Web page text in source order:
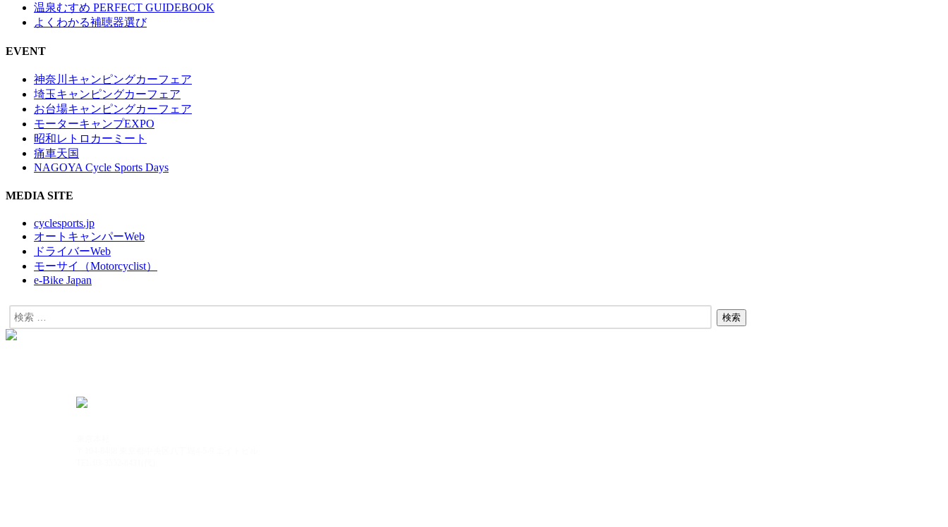
温泉むすめ PERFECT GUIDEBOOK
よくわかる補聴器選び
EVENT
神奈川キャンピングカーフェア
埼玉キャンピングカーフェア
お台場キャンピングカーフェア
モーターキャンプEXPO
昭和レトロカーミート
痛車天国
NAGOYA Cycle Sports Days
MEDIA SITE
cyclesports.jp
オートキャンパーWeb
ドライバーWeb
モーサイ（Motorcyclist）
e-Bike Japan